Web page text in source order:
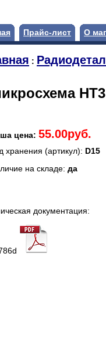
Прайс-лист О
:
цена: 55.00руб.
хранения (артикул): D15
на складе: да
документация: